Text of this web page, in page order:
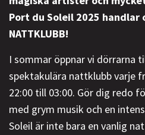
Port du Soleil 2025 handlar
NATTKLUBB!
I sommar öppnar vi dörrarna
spektakulära nattklubb varje
22:00 till 03:00. Gör dig redo
med grym musik och en
Soleil är inte bara en vanlig